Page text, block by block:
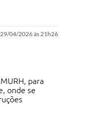
04/2026 às 21h26
para
onde se